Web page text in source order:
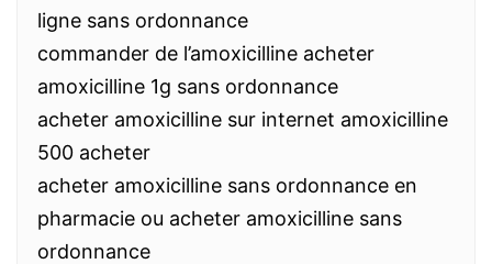
ligne sans ordonnance
commander de l’amoxicilline acheter
amoxicilline 1g sans ordonnance
acheter amoxicilline sur internet amoxicilline
500 acheter
acheter amoxicilline sans ordonnance en
pharmacie ou acheter amoxicilline sans
ordonnance